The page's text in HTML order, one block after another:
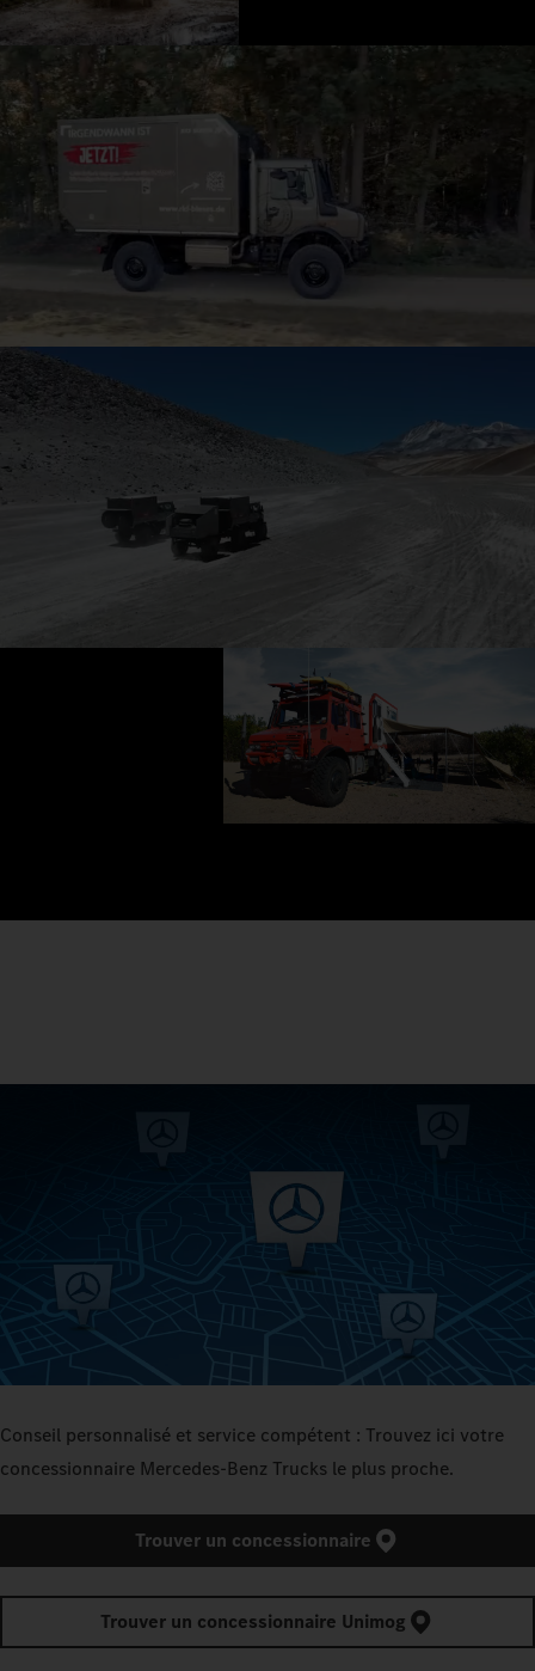
Conseil personnalisé et service compétent : Trouvez ici votre
concessionnaire Mercedes‑Benz Trucks le plus proche.
Trouver un concessionnaire
Trouver un concessionnaire Unimog